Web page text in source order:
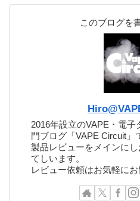
このブログを
2016年設立のVAPE・電
門ブログ「VAPE Circuit」
製品レビューをメインに
てしいます。
レビュー依頼はお気軽にお